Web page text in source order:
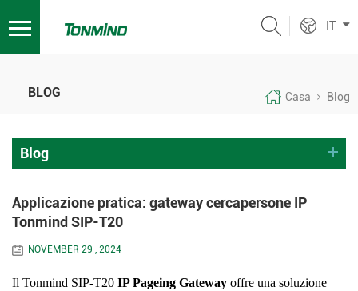
IT
BLOG Casa Blog
Blog
Applicazione pratica: gateway cercapersone IP
Tonmind SIP-T20
NOVEMBER 29 , 2024
Il Tonmind SIP-T20 IP Pageing Gateway offre una soluzione